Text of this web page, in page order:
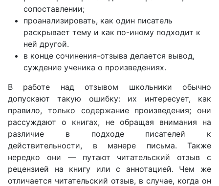
сопоставлении;
проанализировать, как один писатель
раскрывает тему и как по-иному подходит к
ней другой.
в конце сочинения-отзыва делается вывод,
суждение ученика о произведениях.
В работе над отзывом школьники обычно
допускают такую ошибку: их интересует, как
правило, только содержание произведения; они
рассуждают о книгах, не обращая внимания на
различие в подходе писателей к
действительности, в манере письма. Также
нередко они — путают читательский отзыв с
рецензией на книгу или с аннотацией. Чем же
отличается читательский отзыв, в случае, когда он